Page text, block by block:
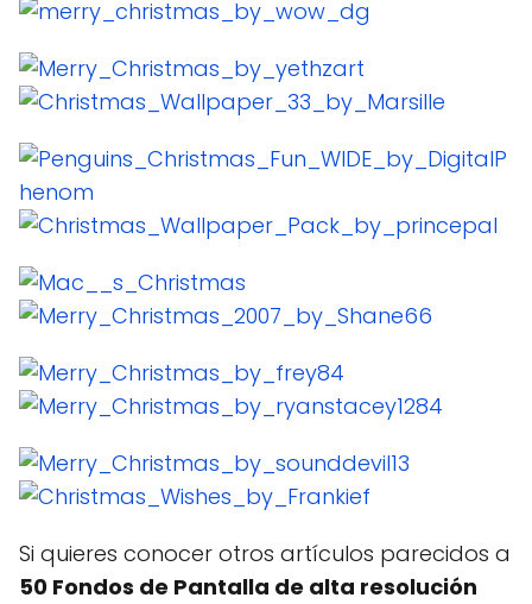
Si quieres conocer otros artículos parecidos a
50 Fondos de Pantalla de alta resolución